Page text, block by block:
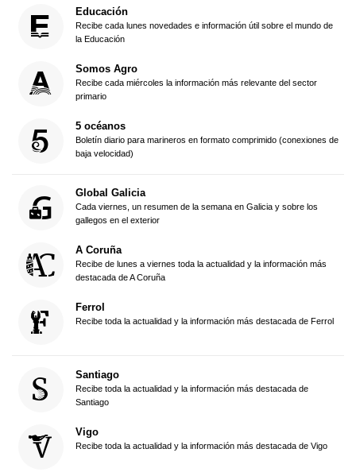
Educación
Recibe cada lunes novedades e información útil sobre el mundo de
la Educación
Somos Agro
Recibe cada miércoles la información más relevante del sector
primario
5 océanos
Boletín diario para marineros en formato comprimido (conexiones de
baja velocidad)
Global Galicia
Cada viernes, un resumen de la semana en Galicia y sobre los
gallegos en el exterior
A Coruña
Recibe de lunes a viernes toda la actualidad y la información más
destacada de A Coruña
Ferrol
Recibe toda la actualidad y la información más destacada de Ferrol
Santiago
Recibe toda la actualidad y la información más destacada de
Santiago
Vigo
Recibe toda la actualidad y la información más destacada de Vigo